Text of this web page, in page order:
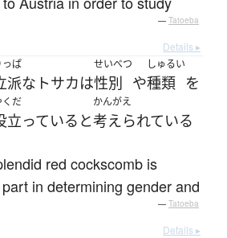
— Tatoeba
Details ▸
っぱ
派な トサカは
せいべつ
性別 や
しゅるい
種類 を
くだ
立っている と
かんがえ
考えられている
red cockscomb is
in determining gender and
— Tatoeba
Details ▸